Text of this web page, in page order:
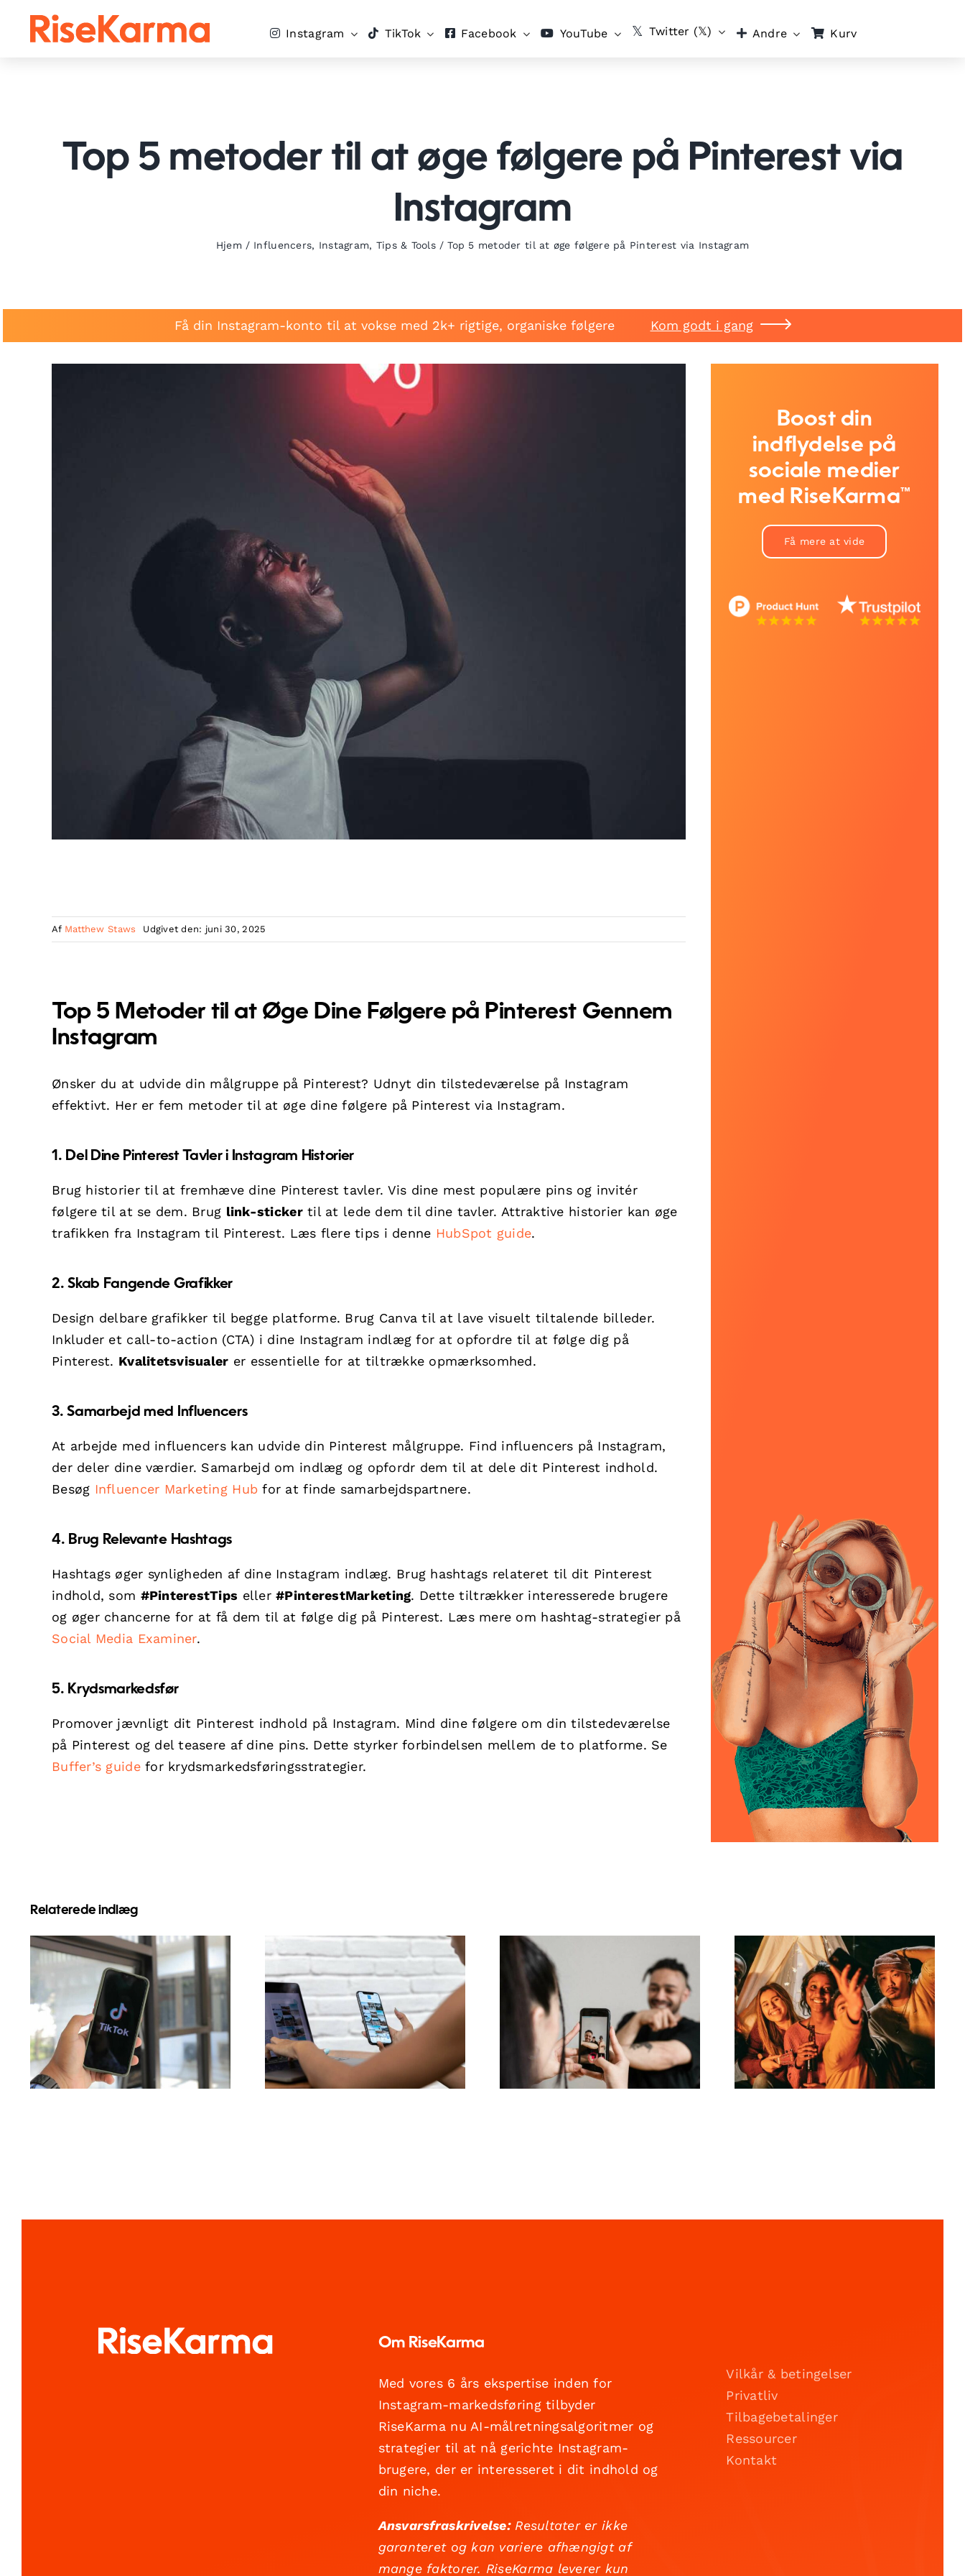
Instagram TikTok Facebook YouTube Twitter (𝕏) Andre Kurv
Top 5 metoder til at øge følgere på Pinterest via
Instagram
Hjem / Influencers, Instagram, Tips & Tools / Top 5 metoder til at øge følgere på Pinterest via Instagram
Få din Instagram-konto til at vokse med 2k+ rigtige, organiske følgere Kom godt i gang
Af Matthew Staws Udgivet den: juni 30, 2025
Top 5 Metoder til at Øge Dine Følgere på Pinterest Gennem
Instagram
Ønsker du at udvide din målgruppe på Pinterest? Udnyt din tilstedeværelse på Instagram
effektivt. Her er fem metoder til at øge dine følgere på Pinterest via Instagram.
1. Del Dine Pinterest Tavler i Instagram Historier
Brug historier til at fremhæve dine Pinterest tavler. Vis dine mest populære pins og invitér
følgere til at se dem. Brug link-stickertil at lede dem til dine tavler. Attraktive historier kan øge
trafikken fra Instagram til Pinterest. Læs flere tips i denne HubSpot guide.
2. Skab Fangende Grafikker
Design delbare grafikker til begge platforme. Brug Canva til at lave visuelt tiltalende billeder.
Inkluder et call-to-action (CTA) i dine Instagram indlæg for at opfordre til at følge dig på
Pinterest. Kvalitetsvisualer er essentielle for at tiltrække opmærksomhed.
3. Samarbejd med Influencers
At arbejde med influencers kan udvide din Pinterest målgruppe. Find influencers på Instagram,
der deler dine værdier. Samarbejd om indlæg og opfordr dem til at dele dit Pinterest indhold.
Besøg Influencer Marketing Hub for at finde samarbejdspartnere.
4. Brug Relevante Hashtags
Hashtags øger synligheden af dine Instagram indlæg. Brug hashtags relateret til dit Pinterest
indhold, som #PinterestTips eller#PinterestMarketing. Dette tiltrækker interesserede brugere
og øger chancerne for at få dem til at følge dig på Pinterest. Læs mere om hashtag-strategier på
Social Media Examiner.
5. Krydsmarkedsfør
Promover jævnligt dit Pinterest indhold på Instagram. Mind dine følgere om din tilstedeværelse
på Pinterest og del teasere af dine pins. Dette styrker forbindelsen mellem de to platforme. Se
Buffer’s guidefor krydsmarkedsføringsstrategier.
Boost din
indflydelse på
sociale medier
med RiseKarma™
Få mere at vide
Relaterede indlæg
Maksimer
Rækkevidde:
Effektive
Tværplatforms
Postværktøjer til 2024
Top 3 platforme til at
finde idéer til
brugergenereret
indhold (UGC)
Effektive metoder til
at fjerne negative
kommentarer på
Facebook
Hvordan laver man
virale TikTok-
udfordringer, der
engagerer dit
publikum?
Om RiseKarma
Med vores 6 års ekspertise inden for
Instagram-markedsføring tilbyder
RiseKarma nu AI-målretningsalgoritmer og
strategier til at nå gerichte Instagram-
brugere, der er interesseret i dit indhold og
din niche.
Ansvarsfraskrivelse:Resultater er ikke
garanteret og kan variere afhængigt af
mange faktorer. RiseKarma leverer kun
Vilkår & betingelser
Privatliv
Tilbagebetalinger
Ressourcer
Kontakt